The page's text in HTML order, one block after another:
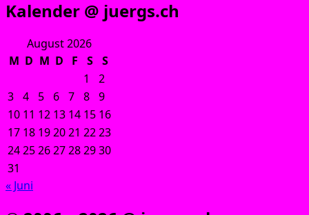
Kalender @ juergs.ch
August 2026
M D M D F S
S
1
2
3 4 5 6 7 8 9
10 11 12 13 14 15 16
17 18 192021 2223
24252627282930
31
« Juni